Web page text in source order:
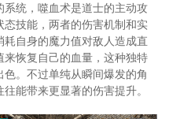
统，噬血术是道士的主动攻
技能，两者的伤害机制和实
自身的魔力值对敌人造成直
恢复自己的血量，这种独特
。不过单纯从瞬间爆发的角
能带来更显著的伤害提升。